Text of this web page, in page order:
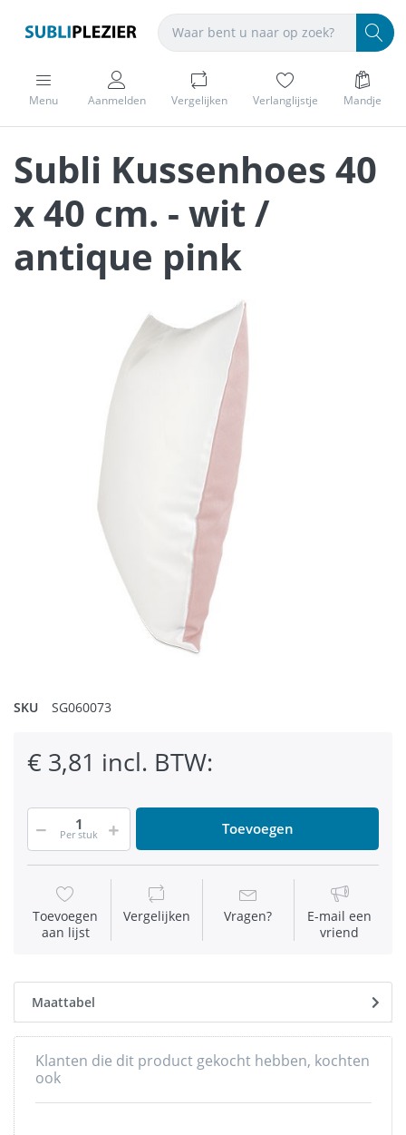
Menu Aanmelden Vergelijken Verlanglijstje Mandje
Subli Kussenhoes 40
x 40 cm. - wit /
antique pink
SKU SG060073
€ 3,81 incl. BTW:
Per stuk Toevoegen
Toevoegen
aan lijst
Vergelijken Vragen?
E-mail een
vriend
Maattabel
Klanten die dit product gekocht hebben, kochten
ook